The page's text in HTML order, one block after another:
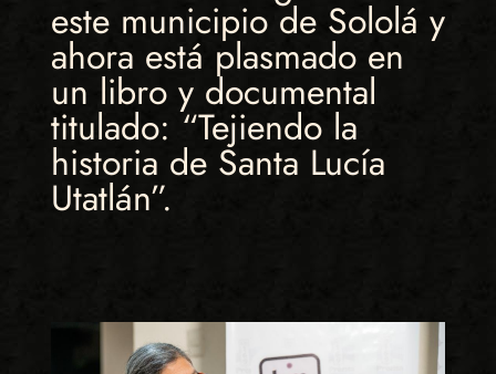
este municipio de Sololá y
ahora está plasmado en
un libro y documental
titulado: “Tejiendo la
historia de Santa Lucía
Utatlán”.